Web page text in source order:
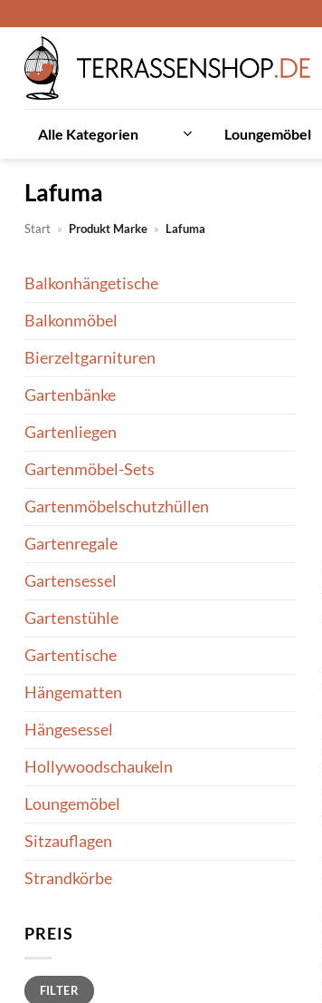
Inhalt
springen
Alle Kategorien Loungemöbel
Lafuma
Start » Produkt Marke » Lafuma
Balkonhängetische
Balkonmöbel
Bierzeltgarnituren
Gartenbänke
Gartenliegen
Gartenmöbel-Sets
Gartenmöbelschutzhüllen
Gartenregale
Gartensessel
Gartenstühle
Gartentische
Hängematten
Hängesessel
Hollywoodschaukeln
Loungemöbel
Sitzauflagen
Strandkörbe
PREIS
Min.
Preis
Max.
PreisFILTER